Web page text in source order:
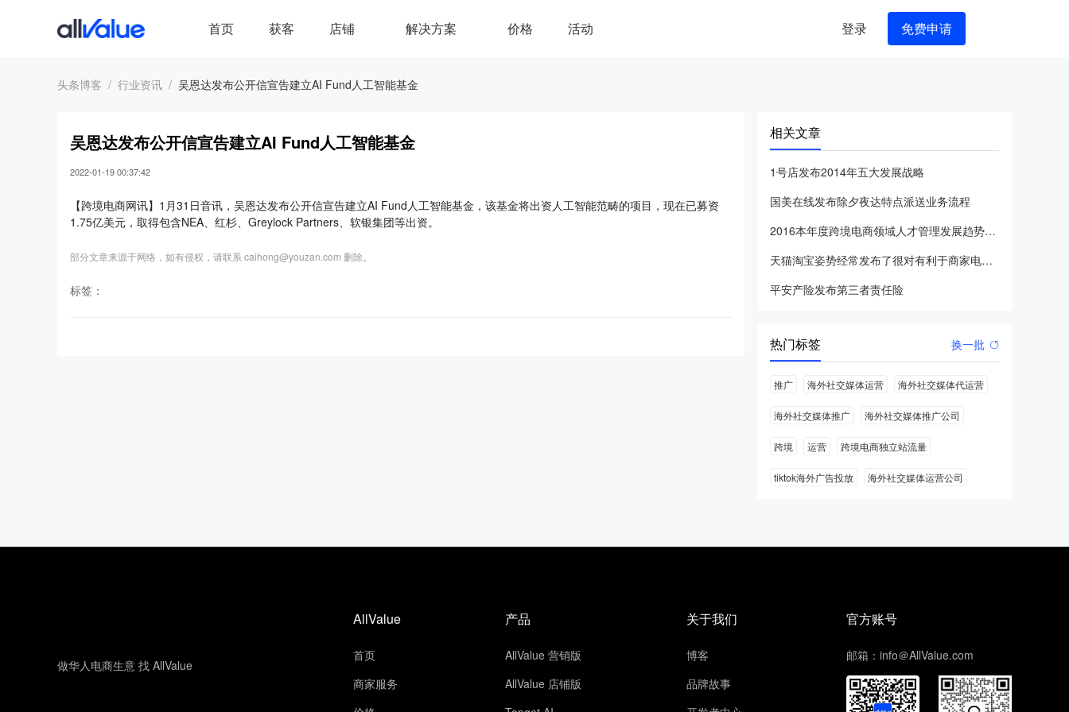
首页 获客 店铺 解决方案 价格 活动 登录 免费申请
头条博客 行业资讯 吴恩达发布公开信宣告建立AI Fund人工智能基金
吴恩达发布公开信宣告建立AI Fund人工智能基金
2022-01-19 00:37:42
【跨境电商网讯】1月31日音讯，吴恩达发布公开信宣告建立AI Fund人工智能基金，该基金将出资人工智能范畴的项目，现在已募资
1.75亿美元，取得包含NEA、红杉、Greylock Partners、软银集团等出资。
部分文章来源于网络，如有侵权，请联系 caihong@youzan.com 删除。
标签：
相关文章
1号店发布2014年五大发展战略
国美在线发布除夕夜达特点派送业务流程
2016本年度跨境电商领域人才管理发展趋势调查报告发布
天猫淘宝姿势经常发布了很对有利于商家电商运营的好现行政策
平安产险发布第三者责任险
热门标签 换一批
推广 海外社交媒体运营 海外社交媒体代运营
海外社交媒体推广 海外社交媒体推广公司
跨境 运营 跨境电商独立站流量
tiktok海外广告投放 海外社交媒体运营公司
做华人电商生意 找 AllValue
AllValue
首页
商家服务
产品
AllValue 营销版
AllValue 店铺版
关于我们
博客
品牌故事
官方账号
邮箱：info＠AllValue.com